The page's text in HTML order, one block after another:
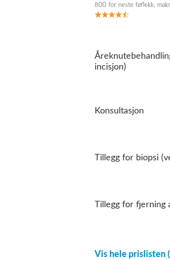
800 for neste føflekk,
incisjon)
Konsultasjon
Tillegg for biopsi
Tillegg for fjerning
Vis hele prislisten